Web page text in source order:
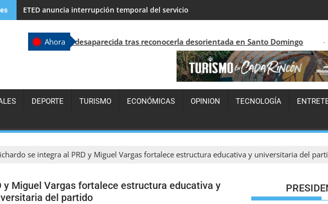
LA GUERRA MÁS PELIGROSA ES LA QUE LLEVAS CONTRA TI MISMO
Ahora
desaparecida tras reconocerla desorientada en Santo Domingo Ejército
DEPORTE TURISMO ECONÓMICAS OPINION TECNOLOGÍA
se integra al PRD y Miguel Vargas fortalece estructura educativa y universitaria del
y Miguel Vargas fortalece estructura educativa y
del partido